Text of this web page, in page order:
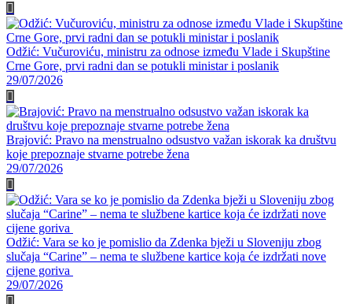
Odžić: Vučuroviću, ministru za odnose između Vlade i Skupštine
Crne Gore, prvi radni dan se potukli ministar i poslanik
29/07/2026
Brajović: Pravo na menstrualno odsustvo važan iskorak ka društvu
koje prepoznaje stvarne potrebe žena
29/07/2026
Odžić: Vara se ko je pomislio da Zdenka bježi u Sloveniju zbog
slučaja “Carine” – nema te službene kartice koja će izdržati nove
cijene goriva
29/07/2026